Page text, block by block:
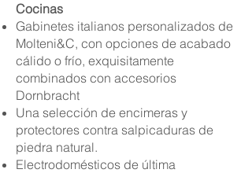
Cocinas
Gabinetes italianos personalizados de
Molteni&C, con opciones de acabado
cálido o frío, exquisitamente
combinados con accesorios
Dornbracht
Una selección de encimeras y
protectores contra salpicaduras de
piedra natural.
Electrodomésticos de última